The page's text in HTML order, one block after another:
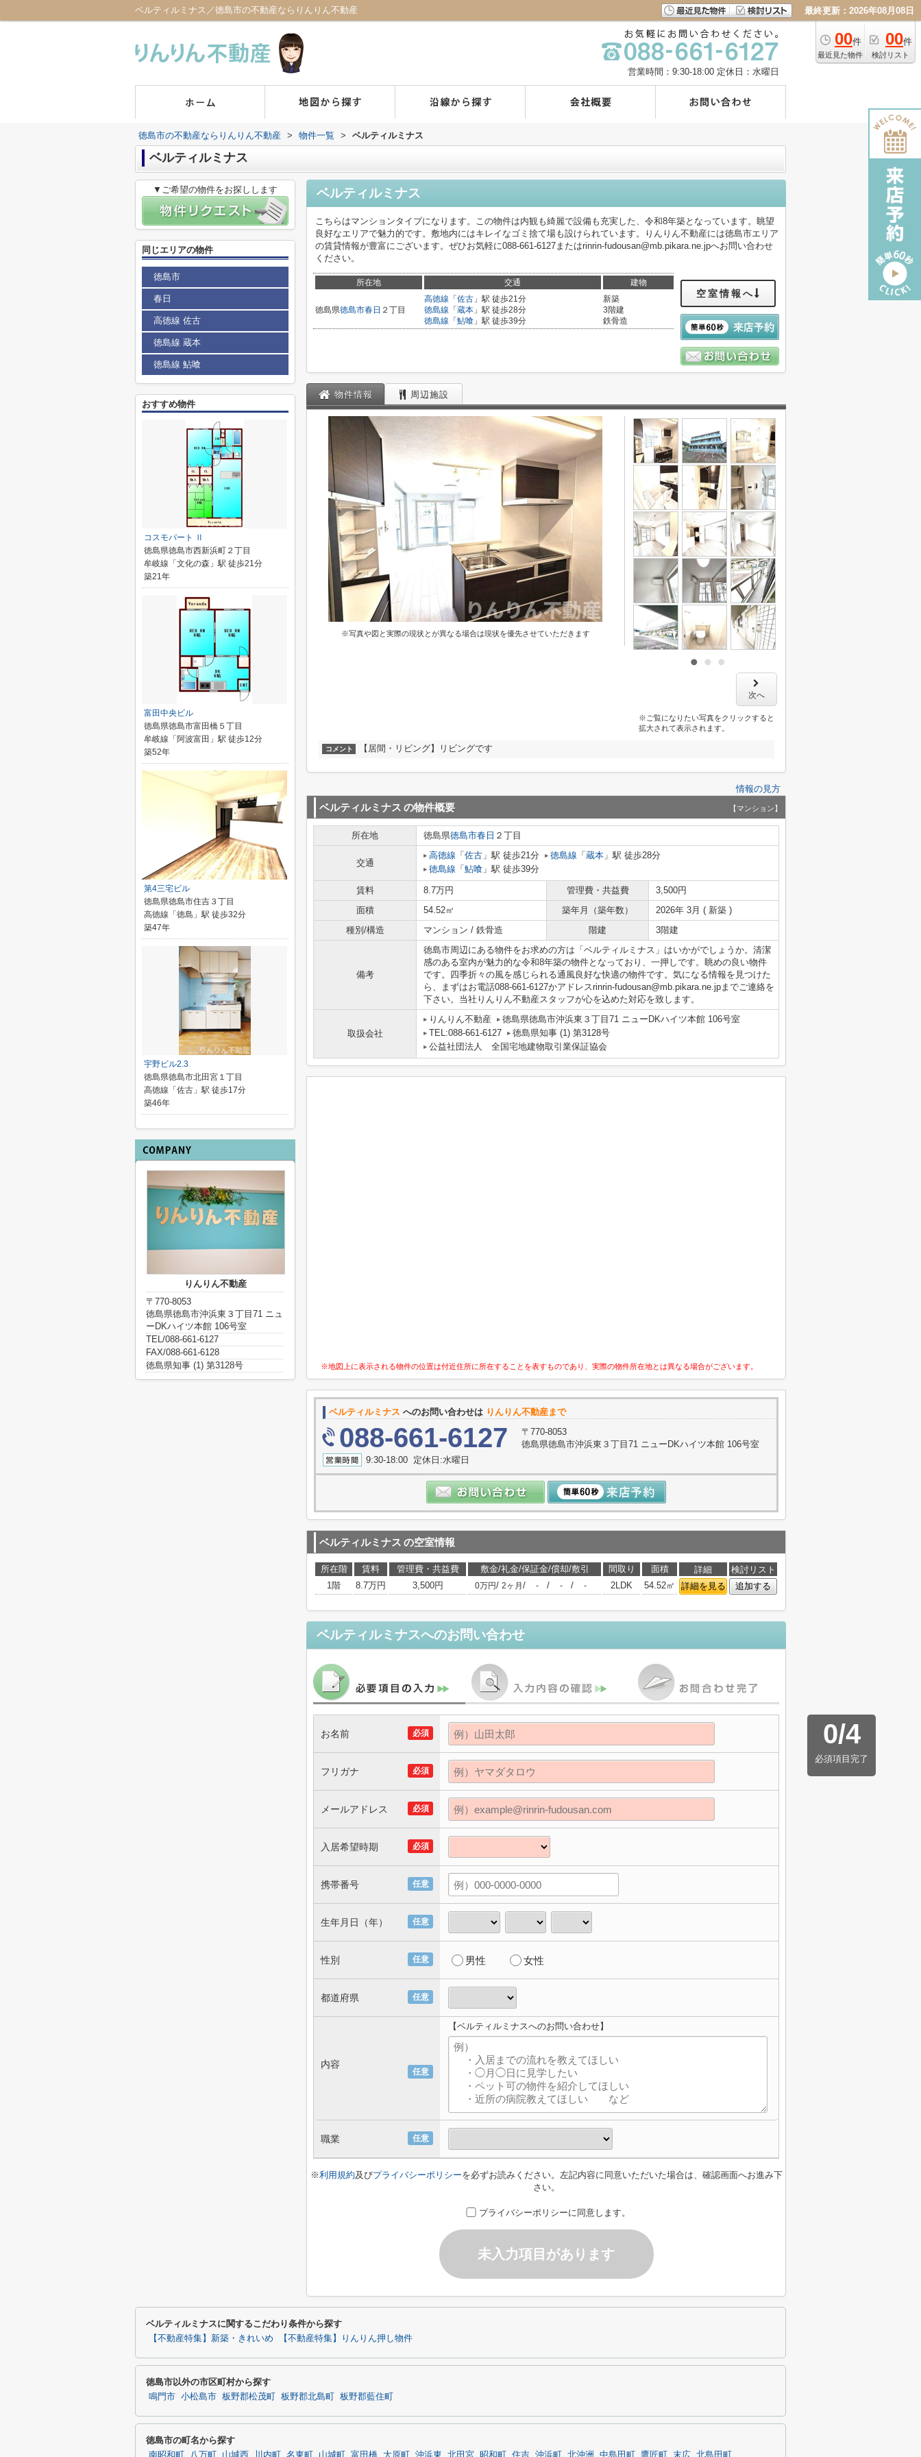
ベルティルミナス／徳島市の不動産ならりんりん不動産 最終更新：2026年08月08日
00件
最近見た物件
00件
検討リスト
営業時間：9:30-18:00 定休日：水曜日
徳島市の不動産ならりんりん不動産 > 物件一覧 > ベルティルミナス
ベルティルミナス
ベルティルミナス
こちらはマンションタイプになります。この物件は内観も綺麗で設備も充実した、令和8年築となっています。眺望
良好なエリアで魅力的です。敷地内にはキレイなゴミ捨て場も設けられています。りんりん不動産には徳島市エリア
の賃貸情報が豊富にございます。ぜひお気軽に088-661-6127またはrinrin-fudousan@mb.pikara.ne.jpへお問い合わせ
ください。
所在地 交通 建物
徳島県徳島市春日 ２丁目
高徳線 「 佐古 」駅 徒歩21分
徳島線 「 蔵本 」駅 徒歩28分
徳島線 「 鮎喰 」駅 徒歩39分
新築
3階建
鉄骨造
空室情報へ
物件情報 周辺施設
※写真や図と実際の現状とが異なる場合は現状を優先させていただきます
次へ
※ご覧になりたい写真をクリックすると
拡大されて表示されます。
コメント 【居間・リビング】リビングです
情報の見方
ベルティルミナス の物件概要 【マンション】
所在地 徳島県徳島市春日 ２丁目
交通
高徳線 「 佐古 」駅 徒歩21分 徳島線 「 蔵本 」駅 徒歩28分
徳島線 「 鮎喰 」駅 徒歩39分
賃料 8.7万円 管理費・共益費
3,500円
面積
54.52㎡ 築年月（築年数）
2026年 3月 ( 新築 )
種別/構造
マンション / 鉄骨造 階建 3階建
備考
徳島市周辺にある物件をお求めの方は「ベルティルミナス」はいかがでしょうか。清潔
感のある室内が魅力的な令和8年築の物件となっており、一押しです。眺めの良い物件
です。四季折々の風を感じられる通風良好な快適の物件です。気になる情報を見つけた
ら、まずはお電話088-661-6127かアドレスrinrin-fudousan@mb.pikara.ne.jpまでご連絡を
下さい。当社りんりん不動産スタッフが心を込めた対応を致します。
取扱会社
りんりん不動産
徳島県徳島市沖浜東３丁目71 ニューDKハイツ本館 106号室
TEL:088-661-6127
徳島県知事 (1) 第3128号
公益社団法人 全国宅地建物取引業保証協会
※地図上に表示される物件の位置は付近住所に所在することを表すものであり、実際の物件所在地とは異なる場合がございます。
ベルティルミナス へのお問い合わせは りんりん不動産まで
088-661-6127
〒770-8053
徳島県徳島市沖浜東３丁目71 ニューDKハイツ本館 106号室
9:30-18:00 定休日:水曜日
ベルティルミナス の空室情報
所在階 賃料 管理費・共益費 敷金/礼金/保証金/償却/敷引 間取り 面積 詳細
検討リスト
1階
8.7万円 3,500円 0万円/ 2ヶ月 / - / - / - 2LDK 54.52㎡ 詳細を見る 追加する
ベルティルミナスへのお問い合わせ
0/4
必須項目完了
必須
お名前
必須
フリガナ
必須
メールアドレス
必須
入居希望時期
任意
携帯番号
任意
生年月日（年）
任意
性別 男性 女性
任意
都道府県
任意
内容
【ベルティルミナスへのお問い合わせ】
任意
職業
※利用規約及びプライバシーポリシーを必ずお読みください。左記内容に同意いただいた場合は、確認画面へお進み下
さい。
プライバシーポリシーに同意します。
未入力項目があります
▼ご希望の物件をお探しします
同じエリアの物件
徳島市
春日
高徳線 佐古
徳島線 蔵本
徳島線 鮎喰
おすすめ物件
コスモパート Ⅱ
徳島県徳島市西新浜町２丁目
牟岐線「文化の森」駅 徒歩21分
築21年
富田中央ビル
徳島県徳島市富田橋５丁目
牟岐線「阿波富田」駅 徒歩12分
築52年
第4三宅ビル
徳島県徳島市住吉３丁目
高徳線「徳島」駅 徒歩32分
築47年
宇野ビル2.3
徳島県徳島市北田宮１丁目
高徳線「佐古」駅 徒歩17分
築46年
りんりん不動産
〒770-8053
徳島県徳島市沖浜東３丁目71 ニュ
ーDKハイツ本館 106号室
TEL/088-661-6127
FAX/088-661-6128
徳島県知事 (1) 第3128号
ベルティルミナスに関するこだわり条件から探す
【不動産特集】新築・きれいめ 【不動産特集】りんりん押し物件
徳島市以外の市区町村から探す
鳴門市 小松島市 板野郡松茂町 板野郡北島町 板野郡藍住町
徳島市の町名から探す
南昭和町 八万町 山城西 川内町 名東町 山城町 富田橋 大原町 沖浜東 北田宮 昭和町 住吉 沖浜町 北沖洲 中島田町 鷹匠町 末広 北島田町